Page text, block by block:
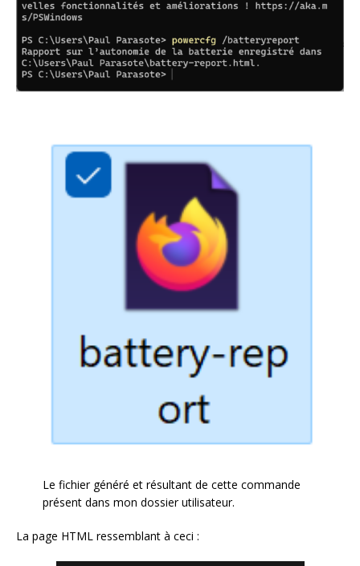
Le fichier généré et résultant de cette commande
présent dans mon dossier utilisateur.
La page HTML ressemblant à ceci :